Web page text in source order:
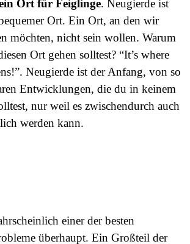
Ort für Feiglinge. Neugierde ist
Ort. Ein Ort, an den wir
möchten, nicht sein wollen. Warum
Ort gehen solltest? “It’s where
Neugierde ist der Anfang, von so
Entwicklungen, die du in keinem
nur weil es zwischendurch auch
werden kann.
einer der besten
überhaupt. Ein Großteil der